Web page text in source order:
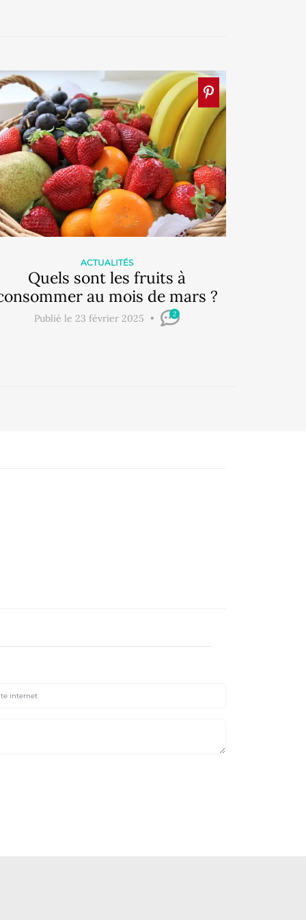
ACTUALITÉS
Quels sont les fruits à
au mois de mars ?
Publié le 23 février 2025 2